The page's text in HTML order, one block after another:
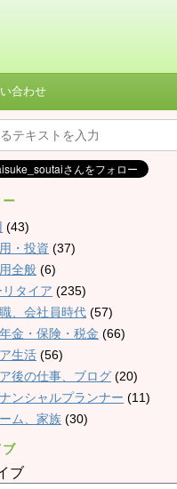
合わせ
ー
(43)
・投資 (37)
全般 (6)
タイア (235)
、会社員時代 (57)
金・保険・税金 (66)
生活 (56)
後の仕事、ブログ (20)
ンシャルプランナー (11)
ム、家族 (30)
ブ
ブ